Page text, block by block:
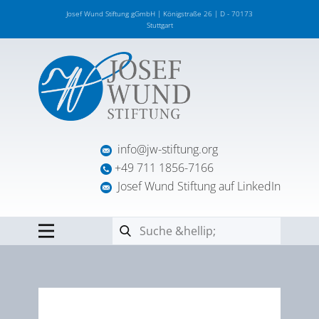
Josef Wund Stiftung gGmbH | Königstraße 26 | D - 70173
Stuttgart
info@jw-stiftung.org
+49 711 1856-7166
Josef Wund Stiftung auf LinkedIn